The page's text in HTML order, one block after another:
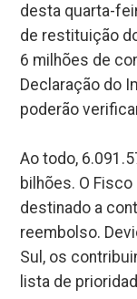
desta quarta-
de restituição
6 milhões de
Declaração do
poderão
Ao todo,
bilhões. O
destinado a
reembolso.
Sul, os
lista de